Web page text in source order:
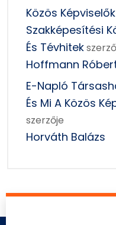
Közös
Szakképesítési
És Tévhitek
Hoffmann
E-Napló
És Mi A Közös
szerzője
Horváth Balázs